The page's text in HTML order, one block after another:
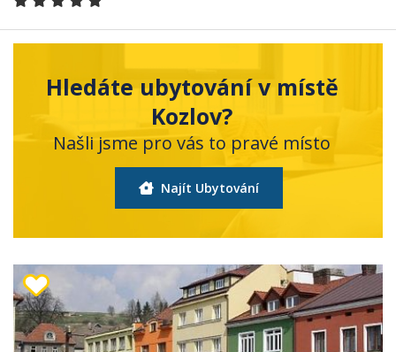
Hledáte ubytování v místě
Kozlov?
Našli jsme pro vás to pravé místo
Najít Ubytování